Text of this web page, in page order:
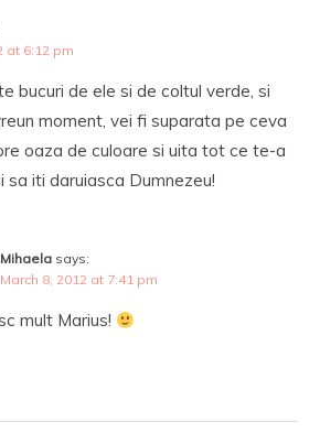
at 6:12 pm
bucuri de ele si de coltul verde, si
moment, vei fi suparata pe ceva
oaza de culoare si uita tot ce te-a
sa iti daruiasca Dumnezeu!
Mihaela says:
March 8, 2012 at 7:41 pm
mult Marius!